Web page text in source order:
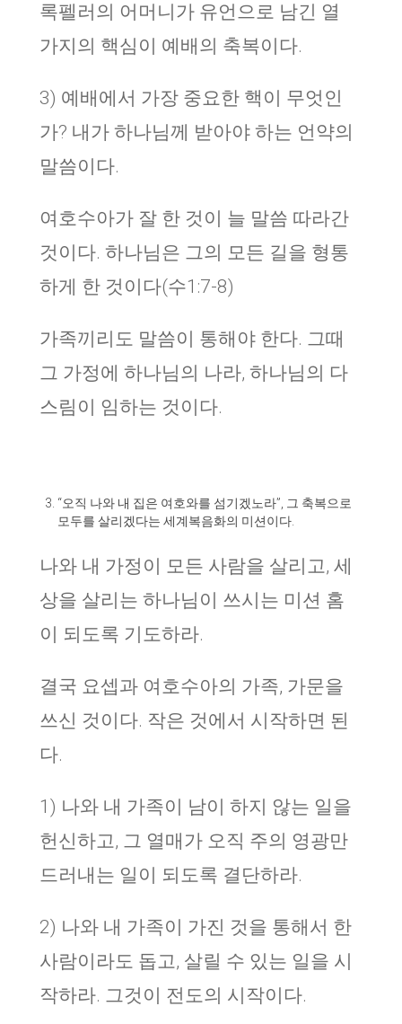
록펠러의 어머니가 유언으로 남긴 열
가지의 핵심이 예배의 축복이다.
3) 예배에서 가장 중요한 핵이 무엇인
가? 내가 하나님께 받아야 하는 언약의
말씀이다.
여호수아가 잘 한 것이 늘 말씀 따라간
것이다. 하나님은 그의 모든 길을 형통
하게 한 것이다(수1:7-8)
가족끼리도 말씀이 통해야 한다. 그때
그 가정에 하나님의 나라, 하나님의 다
스림이 임하는 것이다.
“오직 나와 내 집은 여호와를 섬기겠노라”, 그 축복으로
모두를 살리겠다는 세계복음화의 미션이다.
나와 내 가정이 모든 사람을 살리고, 세
상을 살리는 하나님이 쓰시는 미션 홈
이 되도록 기도하라.
결국 요셉과 여호수아의 가족, 가문을
쓰신 것이다. 작은 것에서 시작하면 된
다.
1) 나와 내 가족이 남이 하지 않는 일을
헌신하고, 그 열매가 오직 주의 영광만
드러내는 일이 되도록 결단하라.
2) 나와 내 가족이 가진 것을 통해서 한
사람이라도 돕고, 살릴 수 있는 일을 시
작하라. 그것이 전도의 시작이다.